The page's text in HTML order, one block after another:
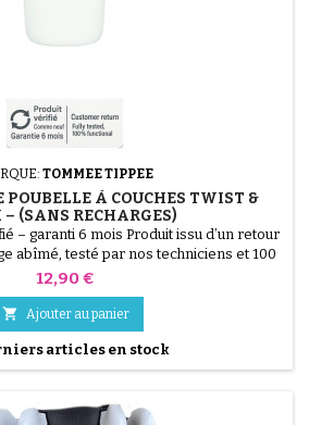
TOMMEE TIPPEE
POUBELLE À COUCHES TWIST &
– (SANS RECHARGES)
– garanti 6 mois Produit issu d’un retour
abîmé, testé par nos techniciens et 100
à couches Tommee Tippee Twist &amp;
recharges disponibles séparément.
Prix
12,90 €
 Ajouter au panier
articles en stock